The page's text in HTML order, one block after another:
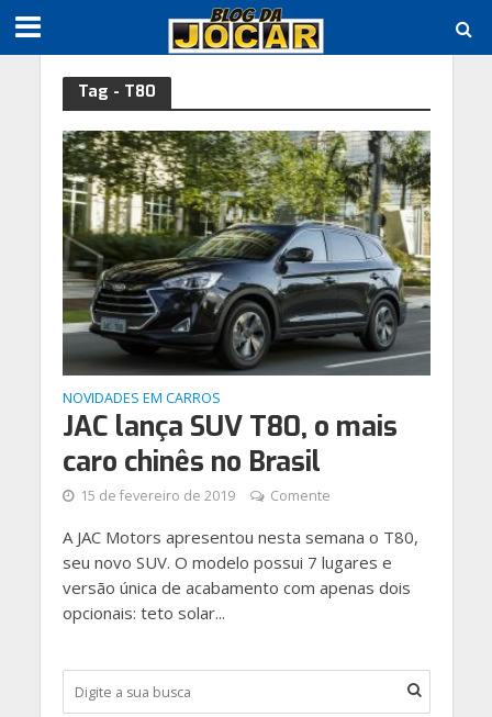
Tag - T80
NOVIDADES EM CARROS
JAC lança SUV T80, o mais
caro chinês no Brasil
15 de fevereiro de 2019 Comente
A JAC Motors apresentou nesta semana o T80,
seu novo SUV. O modelo possui 7 lugares e
versão única de acabamento com apenas dois
opcionais: teto solar...